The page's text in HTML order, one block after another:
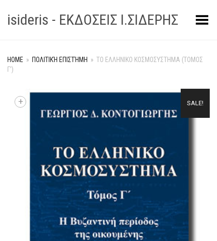
isideris - ΕΚΔΟΣΕΙΣ Ι.ΣΙΔΕΡΗΣToggle Menu
HOME » ΠΟΛΙΤΙΚΉ ΕΠΙΣΤΉΜΗ » ΤΟ ΕΛΛΗΝΙΚΟ ΚΟΣΜΟΣΥΣΤΗΜΑ (ΤΟΜΟΣ
Γ’)
SALE!
+